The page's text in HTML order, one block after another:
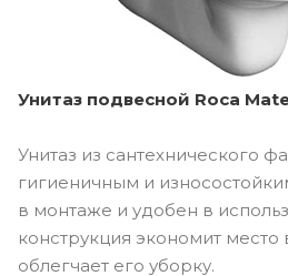
Унитаз подвесной Roca
Унитаз из сантехнического
гигиеничным и
в монтаже и удобен в
конструкция экономит
облегчает его уборку.